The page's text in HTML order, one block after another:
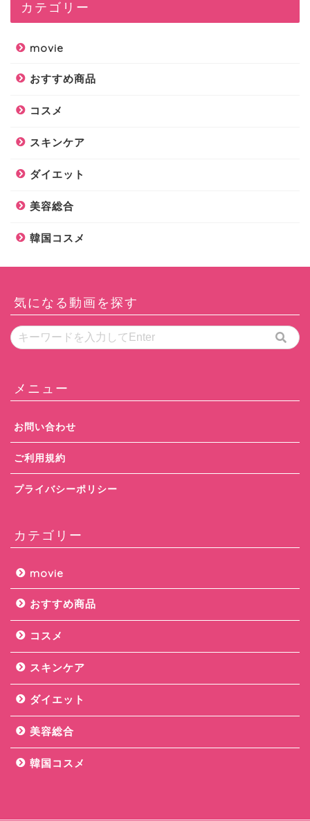
カテゴリー
movie
おすすめ商品
コスメ
スキンケア
ダイエット
美容総合
韓国コスメ
気になる動画を探す
メニュー
お問い合わせ
ご利用規約
プライバシーポリシー
カテゴリー
movie
おすすめ商品
コスメ
スキンケア
ダイエット
美容総合
韓国コスメ